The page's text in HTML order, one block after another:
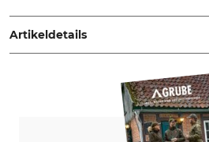
Burgwindheim, Germany,
Artikeldetails
Max.
124,5